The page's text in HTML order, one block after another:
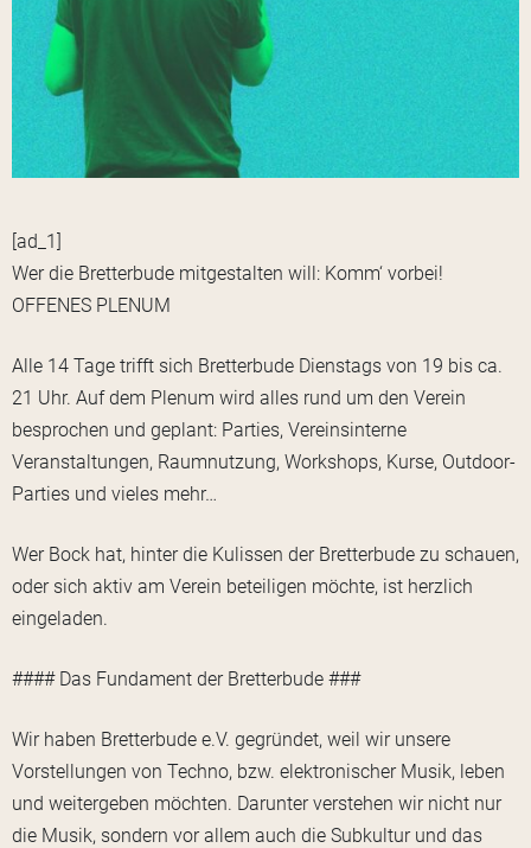
[ad_1]
Wer die Bretterbude mitgestalten will: Komm‘ vorbei!
OFFENES PLENUM
Alle 14 Tage trifft sich Bretterbude Dienstags von 19 bis ca.
21 Uhr. Auf dem Plenum wird alles rund um den Verein
besprochen und geplant: Parties, Vereinsinterne
Veranstaltungen, Raumnutzung, Workshops, Kurse, Outdoor-
Parties und vieles mehr…
Wer Bock hat, hinter die Kulissen der Bretterbude zu schauen,
oder sich aktiv am Verein beteiligen möchte, ist herzlich
eingeladen.
#### Das Fundament der Bretterbude ###
Wir haben Bretterbude e.V. gegründet, weil wir unsere
Vorstellungen von Techno, bzw. elektronischer Musik, leben
und weitergeben möchten. Darunter verstehen wir nicht nur
die Musik, sondern vor allem auch die Subkultur und das